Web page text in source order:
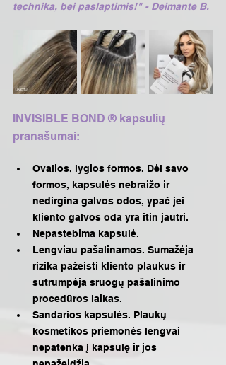
technika, bei paslaptimis!" - Deimante B.
INVISIBLE BOND ® kapsulių
pranašumai:
Ovalios, lygios formos. Dėl savo
formos, kapsulės nebraižo ir
nedirgina galvos odos, ypač jei
kliento galvos oda yra itin jautri.
Nepastebima kapsulė.
Lengviau pašalinamos. Sumažėja
rizika pažeisti kliento plaukus ir
sutrumpėja sruogų pašalinimo
procedūros laikas.
Sandarios kapsulės. Plaukų
kosmetikos priemonės lengvai
nepatenka į kapsulę ir jos